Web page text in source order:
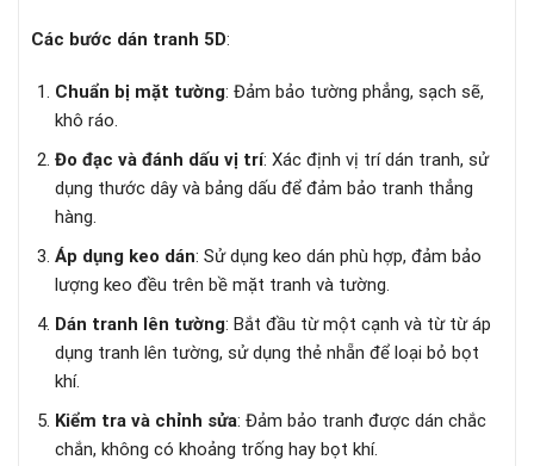
Các bước dán tranh 5D:
Chuẩn bị mặt tường: Đảm bảo tường phẳng, sạch sẽ,
khô ráo.
Đo đạc và đánh dấu vị trí: Xác định vị trí dán tranh, sử
dụng thước dây và bảng dấu để đảm bảo tranh thẳng
hàng.
Áp dụng keo dán: Sử dụng keo dán phù hợp, đảm bảo
lượng keo đều trên bề mặt tranh và tường.
Dán tranh lên tường: Bắt đầu từ một cạnh và từ từ áp
dụng tranh lên tường, sử dụng thẻ nhẵn để loại bỏ bọt
khí.
Kiểm tra và chỉnh sửa: Đảm bảo tranh được dán chắc
chắn, không có khoảng trống hay bọt khí.